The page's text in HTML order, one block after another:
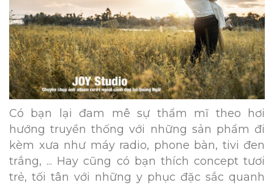
Có bạn lại đam mê sự thẩm mĩ theo hơi
hướng truyền thống với những sản phẩm đi
kèm xưa như máy radio, phone bàn, tivi đen
trắng, ... Hay cũng có bạn thích concept tươi
trẻ, tối tân với những y phục đặc sắc quanh